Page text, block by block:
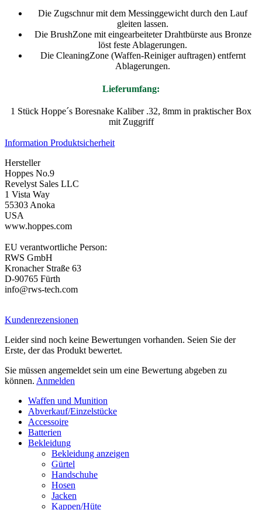
Die Zugschnur mit dem Messinggewicht durch den Lauf
gleiten lassen.
Die BrushZone mit eingearbeiteter Drahtbürste aus Bronze
löst feste Ablagerungen.
Die CleaningZone (Waffen-Reiniger auftragen) entfernt
Ablagerungen.
Lieferumfang:
1 Stück Hoppe´s Boresnake Kaliber .32, 8mm in praktischer Box
mit Zuggriff
Information Produktsicherheit
Hersteller
Hoppes No.9
Revelyst Sales LLC
1 Vista Way
55303 Anoka
USA
www.hoppes.com
EU verantwortliche Person:
RWS GmbH
Kronacher Straße 63
D-90765 Fürth
info@rws-tech.com
Kundenrezensionen
Leider sind noch keine Bewertungen vorhanden. Seien Sie der
Erste, der das Produkt bewertet.
Sie müssen angemeldet sein um eine Bewertung abgeben zu
können. Anmelden
Waffen und Munition
Abverkauf/Einzelstücke
Accessoire
Batterien
Bekleidung
Bekleidung anzeigen
Gürtel
Handschuhe
Hosen
Jacken
Kappen/Hüte